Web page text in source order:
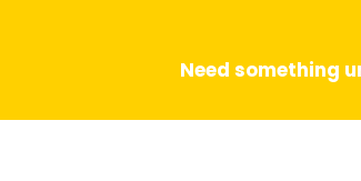
Need something